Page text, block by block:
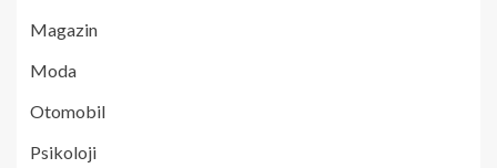
Magazin
Moda
Otomobil
Psikoloji